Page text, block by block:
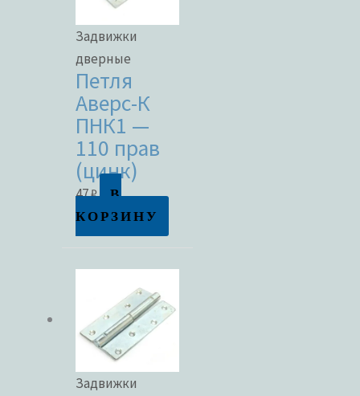
Задвижки
дверные
Петля
Аверс-К
ПНК1 —
110 прав
(цинк)
47₽
В
КОРЗИНУ
Задвижки